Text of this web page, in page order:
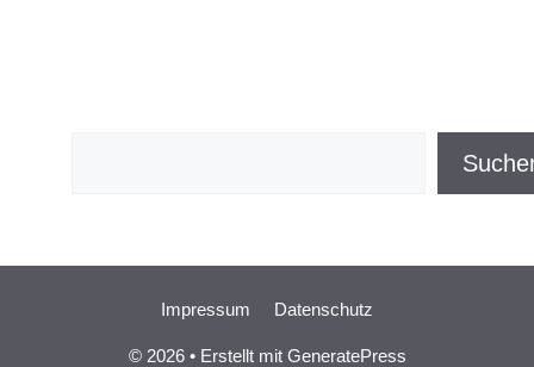
Impressum Datenschutz
© 2026 • Erstellt mit GeneratePress